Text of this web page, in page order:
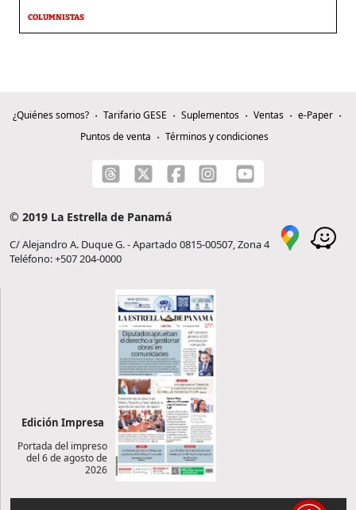
COLUMNISTAS
¿Quiénes somos? Tarifario GESE Suplementos Ventas
e-Paper
Puntos de venta
Términos y condiciones
© 2019 La Estrella de Panamá
C/ Alejandro A. Duque G. - Apartado 0815-00507, Zona 4
Teléfono: +507 204-0000
Edición Impresa
Portada del impreso
del 6 de agosto de
2026